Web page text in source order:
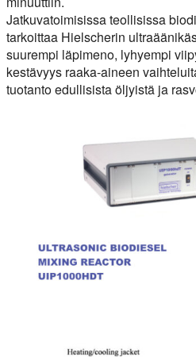
Jatkuvatoimisissa teollisissa
tarkoittaa Hielscherin
suurempi läpimeno, lyhyempi
kestävyys raaka-aineen
tuotanto edullisista öljyistä ja